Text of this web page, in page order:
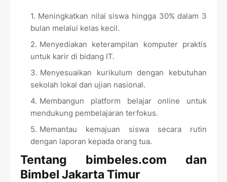
Meningkatkan nilai siswa hingga 30% dalam 3
bulan melalui kelas kecil.
Menyediakan keterampilan komputer praktis
untuk karir di bidang IT.
Menyesuaikan kurikulum dengan kebutuhan
sekolah lokal dan ujian nasional.
Membangun platform belajar online untuk
mendukung pembelajaran terfokus.
Memantau kemajuan siswa secara rutin
dengan laporan kepada orang tua.
Tentang bimbeles.com dan
Bimbel Jakarta Timur